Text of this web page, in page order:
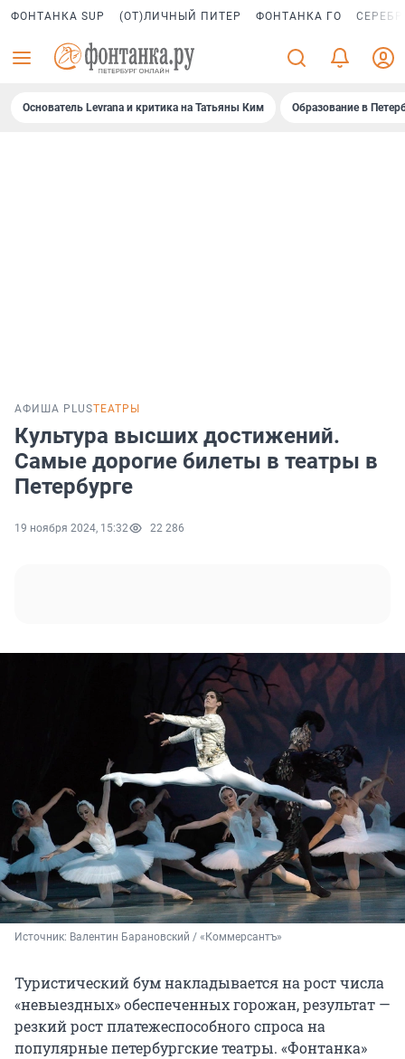
ФОНТАНКА SUP (ОТ)ЛИЧНЫЙ ПИТЕР ФОНТАНКА ГО
Основатель Levrana и критика на Татьяны Ким Образование в
АФИША PLUSТЕАТРЫ
Культура высших достижений.
Самые дорогие билеты в театры в
Петербурге
19 ноября 2024, 15:32 22 286
Источник: Валентин Барановский / «Коммерсантъ»
Туристический бум накладывается на рост числа
«невыездных» обеспеченных горожан, результат —
резкий рост платежеспособного спроса на
популярные петербургские театры. «Фонтанка»